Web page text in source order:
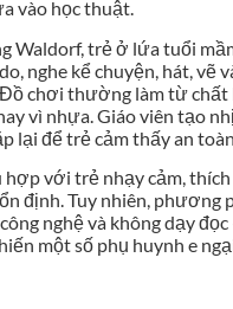
vào học thuật.
Waldorf, trẻ ở lứa tuổi
nghe kể chuyện, hát, vẽ
chơi thường làm từ
vì nhựa. Giáo viên tạo
lại để trẻ cảm thấy an
với trẻ nhạy cảm,
định. Tuy nhiên, phương
nghệ và không dạy
một số phụ huynh e